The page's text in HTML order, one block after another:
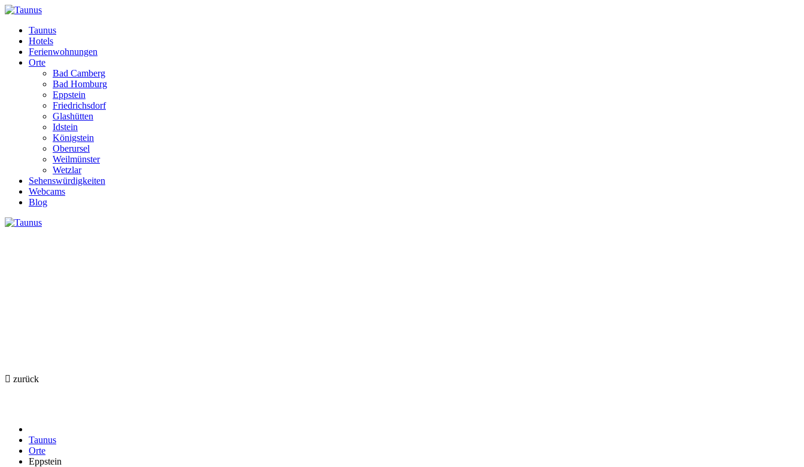
Taunus
Hotels
Ferienwohnungen
Orte
Bad Camberg
Bad Homburg
Eppstein
Friedrichsdorf
Glashütten
Idstein
Königstein
Oberursel
Weilmünster
Wetzlar
Sehenswürdigkeiten
Webcams
Blog
zurück
Taunus
Orte
Eppstein